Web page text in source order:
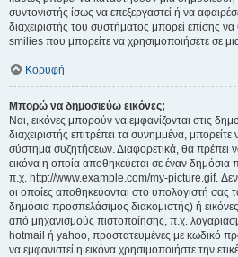
συντονιστής ίσως να επεξεργαστεί ή να
διαχειριστής του συστήματος μπορεί επίσης
smilies που μπορείτε να χρησιμοποιήσετε σε
Κορυφή
Μπορώ να δημοσιεύω εικόνες;
Ναι, εικόνες μπορούν να εμφανίζονται στις
διαχειριστής επιτρέπει τα συνημμένα,
σύστημα συζητήσεων. Διαφορετικά, θα πρέπει
εικόνα η οποία αποθηκεύεται σε έναν δημόσια
π.χ. http://www.example.com/my-picture.gif. Δεν
οι οποίες αποθηκεύονται στο υπολογιστή σας
δημόσια προσπελάσιμος διακομιστής) ή
από μηχανισμούς πιστοποίησης, π.χ.
hotmail ή yahoo, προστατευμένες με κωδικό
να εμφανιστεί η εικόνα χρησιμοποιήστε την